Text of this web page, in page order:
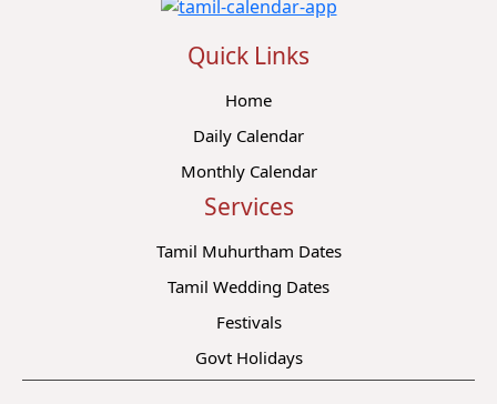
Quick Links
Home
Daily Calendar
Monthly Calendar
Services
Tamil Muhurtham Dates
Tamil Wedding Dates
Festivals
Govt Holidays